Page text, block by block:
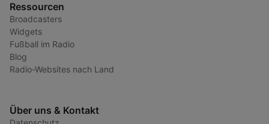
Ressourcen
Broadcasters
Widgets
Fußball im Radio
Blog
Radio-Websites nach Land
Über uns & Kontakt